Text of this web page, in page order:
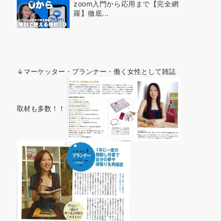
zoom入門から応用まで【完全網
羅】徹底...
↓マーケッター・プランナー・働く女性として雑誌
取材も多数！！